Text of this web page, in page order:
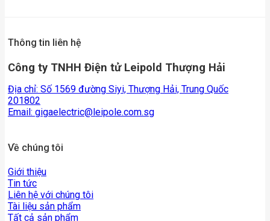
Thông tin liên hệ
Công ty TNHH Điện tử Leipold Thượng Hải
Địa chỉ: Số 1569 đường Siyi, Thượng Hải, Trung Quốc
201802
Email: gigaelectric@leipole.com.sg
Về chúng tôi
Giới thiệu
Tin tức
Liên hệ với chúng tôi
Tài liệu sản phẩm
Tất cả sản phẩm